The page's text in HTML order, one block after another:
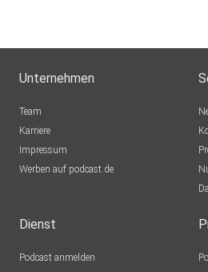
Unternehmen
Team
Karriere
Impressum
Werben auf podcast.de
Dienst
Podcast anmelden